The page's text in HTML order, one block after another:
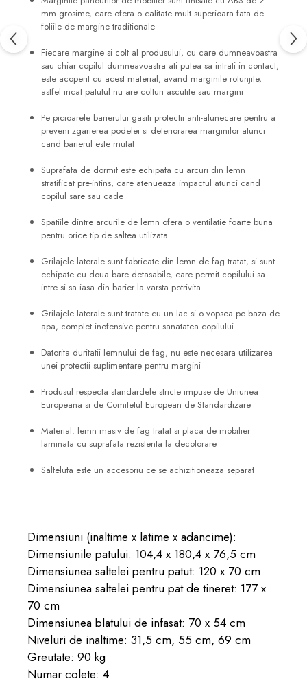
mm grosime, care ofera o calitate mult superioara fata de
foliile de margine traditionale
Fiecare margine si colt al produsului, cu care dumneavoastra
sau chiar copilul dumneavoastra ati putea sa intrati in contact,
este acoperit cu acest material, avand marginile rotunjite,
astfel incat patutul nu are colturi ascutite sau margini
Pe picioarele barierului gasiti protectii anti-alunecare pentru a
preveni zgarierea podelei si deteriorarea marginilor atunci
cand barierul este mutat
Suprafata de dormit este echipata cu arcuri din lemn
stratificat pre-intins, care atenueaza impactul atunci cand
copilul sare sau cade
Spatiile dintre arcurile de lemn ofera o ventilatie foarte buna
pentru orice tip de saltea utilizata
Grilajele laterale sunt fabricate din lemn de fag tratat, si sunt
echipate cu doua bare detasabile, care permit copilului sa
intre si sa iasa din barier la varsta potrivita
Grilajele laterale sunt tratate cu un lac si o vopsea pe baza de
apa, complet inofensive pentru sanatatea copilului
Datorita duritatii lemnului de fag, nu este necesara utilizarea
unei protectii suplimentare pentru margini
Produsul respecta standardele stricte impuse de Uniunea
Europeana si de Comitetul European de Standardizare
Material: lemn masiv de fag tratat si placa de mobilier
laminata cu suprafata rezistenta la decolorare
Salteluta este un accesoriu ce se achizitioneaza separat
Dimensiuni (inaltime x latime x adancime):
Dimensiunile patului: 104,4 x 180,4 x 76,5 cm
Dimensiunea saltelei pentru patut: 120 x 70 cm
Dimensiunea saltelei pentru pat de tineret: 177 x
70 cm
Dimensiunea blatului de infasat: 70 x 54 cm
Niveluri de inaltime: 31,5 cm, 55 cm, 69 cm
Greutate: 90 kg
Numar colete: 4